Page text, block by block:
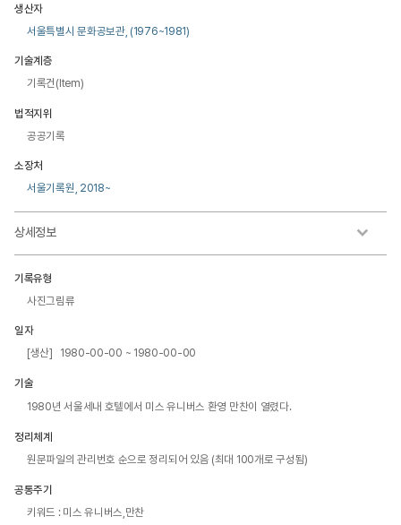
생산자
서울특별시 문화공보관, (1976~1981)
기술계층
기록건(Item)
법적지위
공공기록
소장처
서울기록원, 2018~
상세정보
기록유형
사진그림류
일자
[생산] 1980-00-00 ~ 1980-00-00
기술
1980년 서울세내 호텔에서 미스 유니버스 환영 만찬이 열렸다.
정리체계
원문파일의 관리번호 순으로 정리되어 있음 (최대 100개로 구성됨)
공통주기
키워드 : 미스 유니버스,만찬